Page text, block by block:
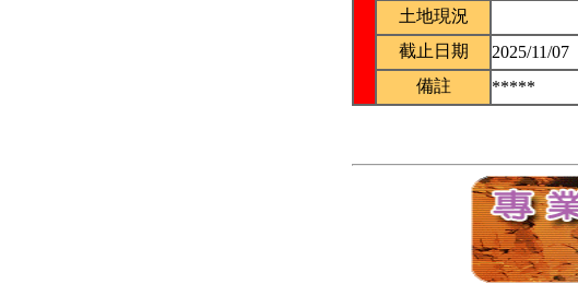
土地現況
截止日期
2025/11/07
備註
*****